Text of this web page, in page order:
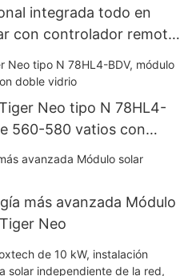
integrada todo en
con controlador remoto,
Neo tipo N 78HL4-
560-580 vatios con
más avanzada Módulo
Neo